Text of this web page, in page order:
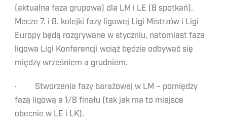
(aktualna faza grupowa) dla LM i LE (8 spotkań).
Mecze 7. i 8. kolejki fazy ligowej Ligi Mistrzów i Ligi
Europy będą rozgrywane w styczniu, natomiast faza
ligowa Ligi Konferencji wciąż będzie odbywać się
między wrześniem a grudniem.
· Stworzenia fazy barażowej w LM – pomiędzy
fazą ligową a 1/8 finału (tak jak ma to miejsce
obecnie w LE i LK).